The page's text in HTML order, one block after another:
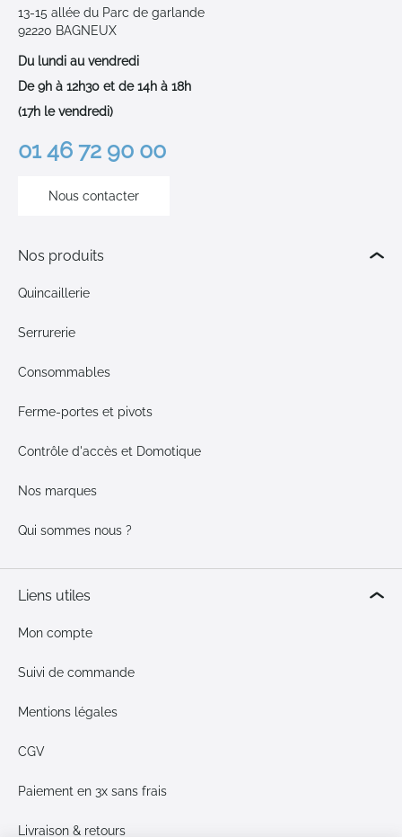
13-15 allée du Parc de garlande
92220 BAGNEUX
Du lundi au vendredi
De 9h à 12h30 et de 14h à 18h
(17h le vendredi)
01 46 72 90 00
Nous contacter
Nos produits
Quincaillerie
Serrurerie
Consommables
Ferme-portes et pivots
Contrôle d'accès et Domotique
Nos marques
Qui sommes nous ?
Liens utiles
Mon compte
Suivi de commande
Mentions légales
CGV
Paiement en 3x sans frais
Livraison & retours